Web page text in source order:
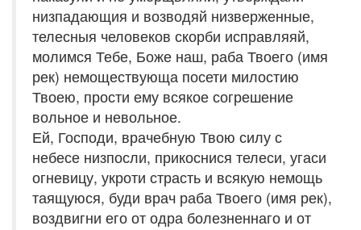
низпадающия и возводяй низверженные,
телесныя человеков скорби исправляяй,
молимся Тебе, Боже наш, раба Твоего (имя
рек) немоществующа посети милостию
Твоею, прости ему всякое согрешение
вольное и невольное.
Ей, Господи, врачебную Твою силу с
небесе низпосли, прикоснися телеси, угаси
огневицу, укроти страсть и всякую немощь
таящуюся, буди врач раба Твоего (имя рек),
воздвигни его от одра болезненнаго и от